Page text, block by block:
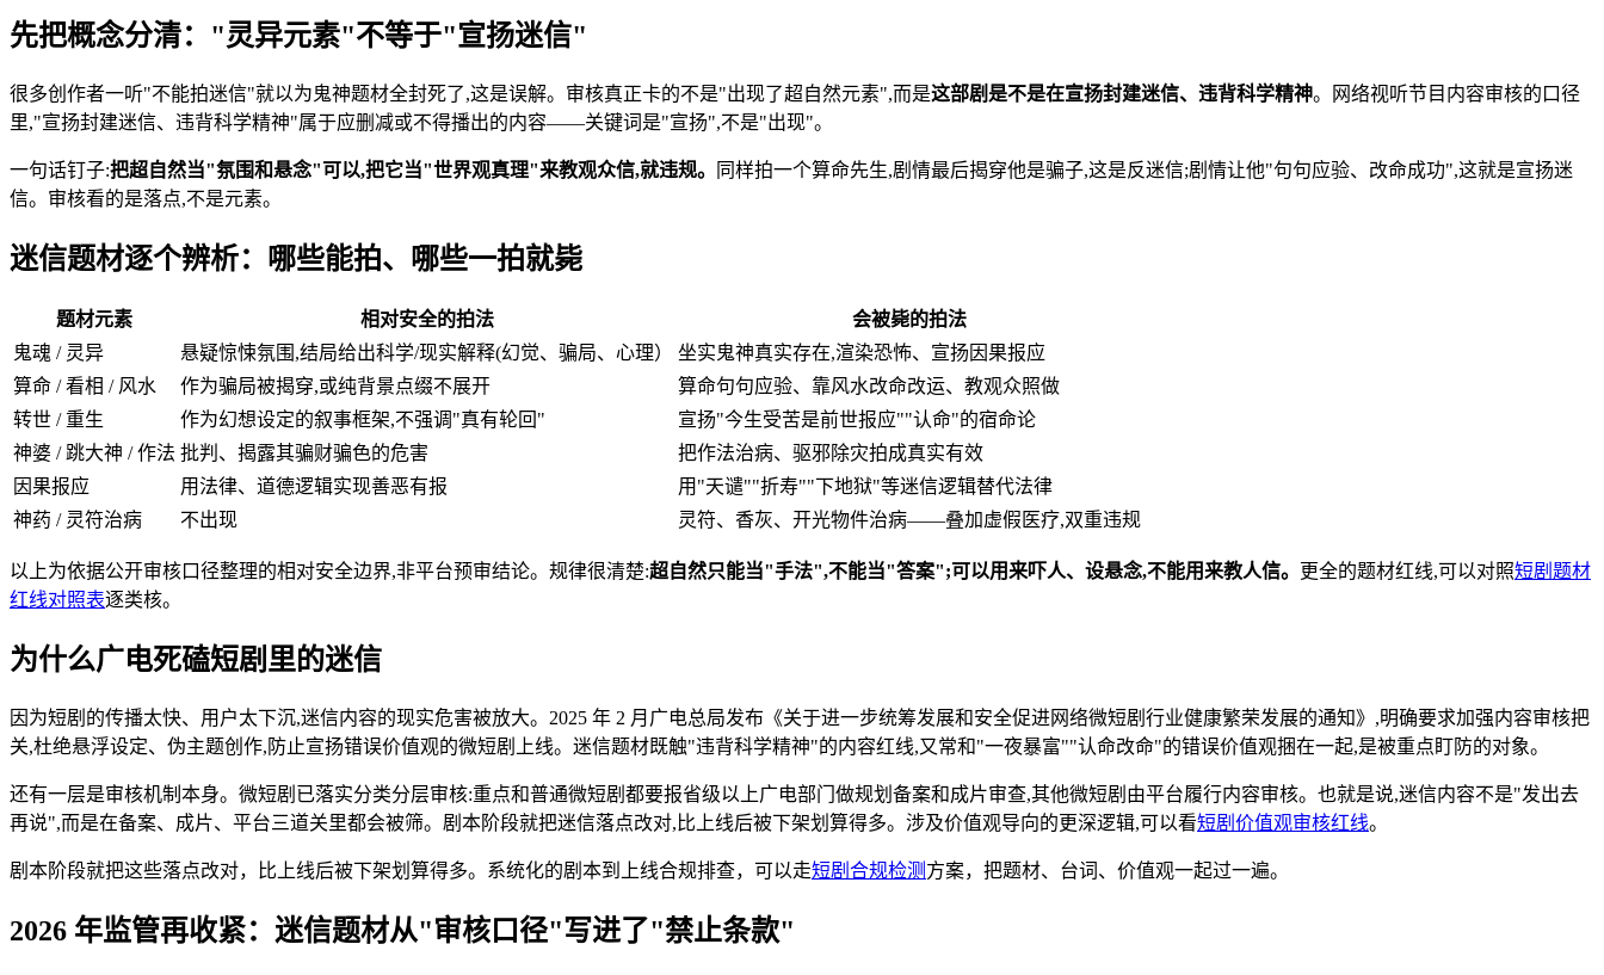
先把概念分清："灵异元素"不等于"宣扬迷信"
很多创作者一听"不能拍迷信"就以为鬼神题材全封死了,这是误解。审核真正卡的不是"出现了超自然元素",而是这部剧是不是在宣扬封建迷信、违背科学精神。网络视听节目内容审核的口径
里,"宣扬封建迷信、违背科学精神"属于应删减或不得播出的内容——关键词是"宣扬",不是"出现"。
一句话钉子:把超自然当"氛围和悬念"可以,把它当"世界观真理"来教观众信,就违规。
同样拍一个算命先生,剧情最后揭穿他是骗子,这是反迷信;剧情让他"句句应验、改命成功",这就是宣扬迷
信。审核看的是落点,不是元素。
迷信题材逐个辨析：哪些能拍、哪些一拍就毙
题材元素 相对安全的拍法
会被毙的拍法
鬼魂 / 灵异
悬疑惊悚氛围,结局给出科学/现实解释(幻觉、骗局、心理）
坐实鬼神真实存在,渲染恐怖、宣扬因果报应
算命 / 看相 / 风水
作为骗局被揭穿,或纯背景点缀不展开
算命句句应验、靠风水改命改运、教观众照做
转世 / 重生
作为幻想设定的叙事框架,不强调"真有轮回"
宣扬"今生受苦是前世报应""认命"的宿命论
神婆 / 跳大神 / 作法 批判、揭露其骗财骗色的危害
把作法治病、驱邪除灾拍成真实有效
因果报应
用法律、道德逻辑实现善恶有报
用"天谴""折寿""下地狱"等迷信逻辑替代法律
神药 / 灵符治病
不出现 灵符、香灰、开光物件治病——叠加虚假医疗,双重违规
以上为依据公开审核口径整理的相对安全边界,非平台预审结论。规律很清楚:超自然只能当"手法",不能当"答案";可以用来吓人、设悬念,不能用来教人信。 更全的题材红线,可以对照短剧题材
红线对照表逐类核。
为什么广电死磕短剧里的迷信
因为短剧的传播太快、用户太下沉,迷信内容的现实危害被放大。2025 年 2 月广电总局发布《关于进一步统筹发展和安全促进网络微短剧行业健康繁荣发展的通知》,明确要求加强内容审核把
关,杜绝悬浮设定、伪主题创作,防止宣扬错误价值观的微短剧上线。迷信题材既触"违背科学精神"的内容红线,又常和"一夜暴富""认命改命"的错误价值观捆在一起,是被重点盯防的对象。
还有一层是审核机制本身。微短剧已落实分类分层审核:重点和普通微短剧都要报省级以上广电部门做规划备案和成片审查,其他微短剧由平台履行内容审核。也就是说,迷信内容不是"发出去
再说",而是在备案、成片、平台三道关里都会被筛。剧本阶段就把迷信落点改对,比上线后被下架划算得多。涉及价值观导向的更深逻辑,可以看短剧价值观审核红线。
剧本阶段就把这些落点改对，比上线后被下架划算得多。系统化的剧本到上线合规排查，可以走短剧合规检测 方案，把题材、台词、价值观一起过一遍。
2026 年监管再收紧：迷信题材从"审核口径"写进了"禁止条款"